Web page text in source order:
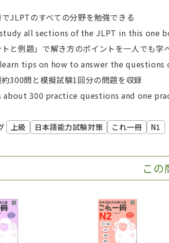
JLPTのすべての分野を勉強できる
all sections of the JLPT in this one
と例題」で解き方のポイントを一人でも学
tips on how to answer the questions
300問と模擬試験1回分の問題を収録
about 300 practice questions and one
上級 日本語能力試験対策 これ一冊 N1
こ